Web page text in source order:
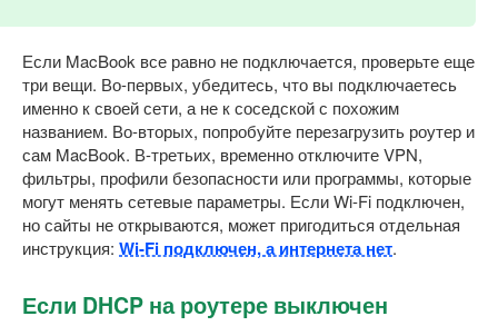
Если MacBook все равно не подключается, проверьте еще
три вещи. Во-первых, убедитесь, что вы подключаетесь
именно к своей сети, а не к соседской с похожим
названием. Во-вторых, попробуйте перезагрузить роутер и
сам MacBook. В-третьих, временно отключите VPN,
фильтры, профили безопасности или программы, которые
могут менять сетевые параметры. Если Wi-Fi подключен,
но сайты не открываются, может пригодиться отдельная
инструкция: Wi-Fi подключен, а интернета нет.
Если DHCP на роутере выключен